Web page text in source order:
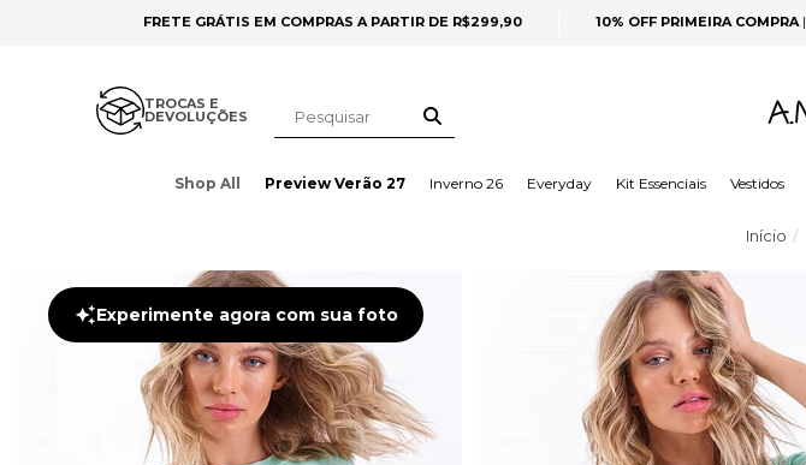
FRETE GRÁTIS EM COMPRAS A PARTIR DE R$299,90 10% OFF PRIMEIRA COMPRA|
TROCAS E
DEVOLUÇÕES
Shop All Preview Verão 27 Inverno 26 Everyday Kit Essenciais Vestidos
Início
Experimente agora com sua foto